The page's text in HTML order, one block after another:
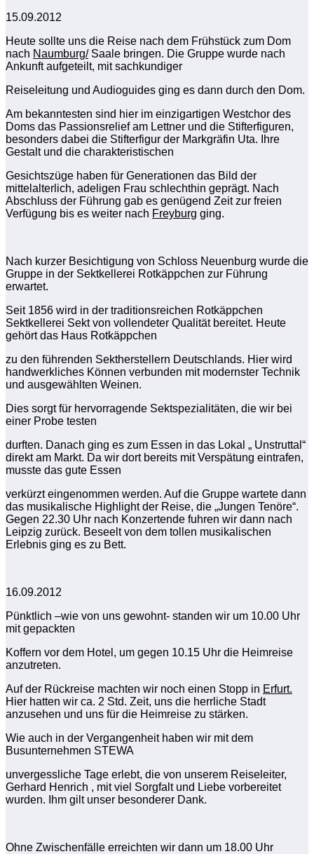
15.09.2012
Heute sollte uns die Reise nach dem Frühstück zum Dom
nach Naumburg/Saale bringen. Die Gruppe wurde nach
Ankunft aufgeteilt, mit sachkundiger
Reiseleitung und Audioguides ging es dann durch den Dom.
Am bekanntesten sind hier im einzigartigen Westchor des
Doms das Passionsrelief am Lettner und die Stifterfiguren,
besonders dabei die Stifterfigur der Markgräfin Uta. Ihre
Gestalt und die charakteristischen
Gesichtszüge haben für Generationen das Bild der
mittelalterlich, adeligen Frau schlechthin geprägt. Nach
Abschluss der Führung gab es genügend Zeit zur freien
Verfügung bis es weiter nach Freyburg ging.
Nach kurzer Besichtigung von Schloss Neuenburg wurde die
Gruppe in der Sektkellerei Rotkäppchen zur Führung
erwartet.
Seit 1856 wird in der traditionsreichen Rotkäppchen
Sektkellerei Sekt von vollendeter Qualität bereitet. Heute
gehört das Haus Rotkäppchen
zu den führenden Sektherstellern Deutschlands. Hier wird
handwerkliches Können verbunden mit modernster Technik
und ausgewählten Weinen.
Dies sorgt für hervorragende Sektspezialitäten, die wir bei
einer Probe testen
durften. Danach ging es zum Essen in das Lokal „ Unstruttal“
direkt am Markt. Da wir dort bereits mit Verspätung eintrafen,
musste das gute Essen
verkürzt eingenommen werden. Auf die Gruppe wartete dann
das musikalische Highlight der Reise, die „Jungen Tenöre“.
Gegen 22.30 Uhr nach Konzertende fuhren wir dann nach
Leipzig zurück. Beseelt von dem tollen musikalischen
Erlebnis ging es zu Bett.
16.09.2012
Pünktlich –wie von uns gewohnt- standen wir um 10.00 Uhr
mit gepackten
Koffern vor dem Hotel, um gegen 10.15 Uhr die Heimreise
anzutreten.
Auf der Rückreise machten wir noch einen Stopp in Erfurt.
Hier hatten wir ca. 2 Std. Zeit, uns die herrliche Stadt
anzusehen und uns für die Heimreise zu stärken.
Wie auch in der Vergangenheit haben wir mit dem
Busunternehmen STEWA
unvergessliche Tage erlebt, die von unserem Reiseleiter,
Gerhard Henrich , mit viel Sorgfalt und Liebe vorbereitet
wurden. Ihm gilt unser besonderer Dank.
Ohne Zwischenfälle erreichten wir dann um 18.00 Uhr